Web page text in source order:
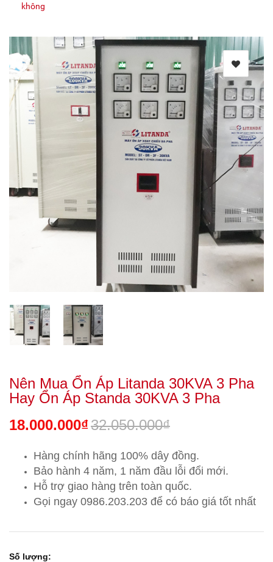
không
Nên Mua Ổn Áp Litanda 30KVA 3 Pha
Hay Ổn Áp Standa 30KVA 3 Pha
18.000.000₫32.050.000₫
Hàng chính hãng 100% dây đồng.
Bảo hành 4 năm, 1 năm đầu lỗi đổi mới.
Hỗ trợ giao hàng trên toàn quốc.
Gọi ngay 0986.203.203 để có báo giá tốt nhất
Số lượng: